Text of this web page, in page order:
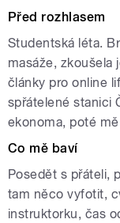
Před rozhlasem
Studentská léta.
masáže, zkoušela
články pro online
spřátelené stanici
ekonoma, poté
Co mě baví
Posedět s přáteli,
tam něco vyfotit,
instruktorku, čas